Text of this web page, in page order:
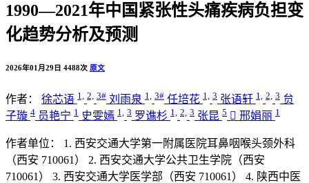
1990—2021年中国紧张性头痛疾病负担变
化趋势分析及预测
2026年01月29日 4488次 原文
作者： 徐芯语 1, 2, 3# 刘雨泉 1, 3# 任培花 1, 3 张语轩 1, 2, 3 贠
子璇 4 员艳宁 1 史雯嫣 1, 3 罗谯杉 1, 2, 3 张昆 5  邢娟丽 1
作者单位：
1. 西安交通大学第一附属医院耳鼻咽喉头颈外科
（西安 710061）
2. 西安交通大学公共卫生学院（西安
710061）
3. 西安交通大学医学部（西安 710061）
4. 陕西中医